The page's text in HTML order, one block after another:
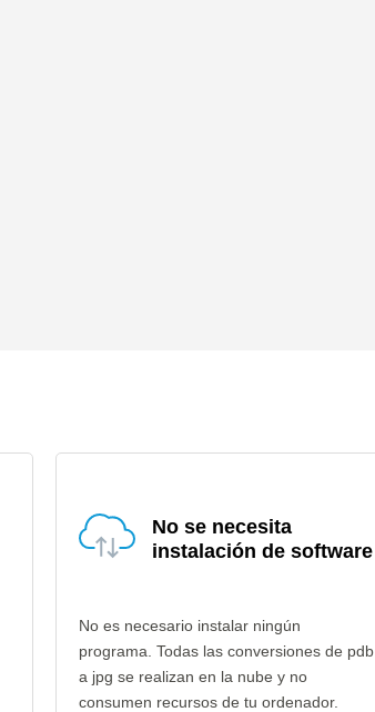
No se necesita
instalación de software
No es necesario instalar ningún
programa. Todas las conversiones de pdb
a jpg se realizan en la nube y no
consumen recursos de tu ordenador.